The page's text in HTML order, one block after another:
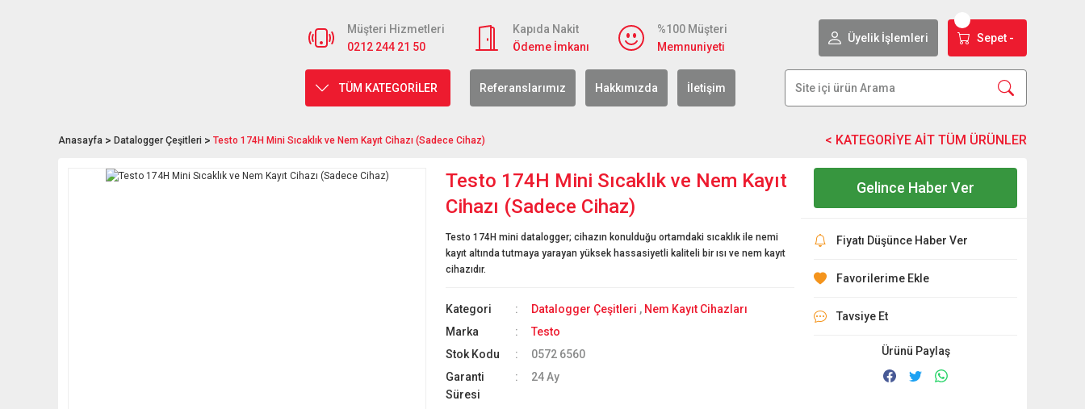
Müşteri Hizmetleri
0212 244 21 50
Kapıda Nakit
Ödeme İmkanı
%100 Müşteri
Memnuniyeti
Üyelik İşlemleri Sepet -
TÜM KATEGORİLER Referanslarımız Hakkımızda İletişim
Anasayfa Datalogger Çeşitleri Testo 174H Mini Sıcaklık ve Nem Kayıt Cihazı (Sadece Cihaz)
Testo 174H Mini Sıcaklık ve Nem Kayıt
Cihazı (Sadece Cihaz)
Testo 174H mini datalogger; cihazın konulduğu ortamdaki sıcaklık ile nemi
kayıt altında tutmaya yarayan yüksek hassasiyetli kaliteli bir ısı ve nem kayıt
cihazıdır.
Kategori Datalogger Çeşitleri , Nem Kayıt Cihazları
Marka
Testo
Stok Kodu
0572 6560
Garanti
Süresi
24 Ay
Gelince Haber Ver
Fiyatı Düşünce Haber Ver
Tavsiye Et
Ürünü Paylaş